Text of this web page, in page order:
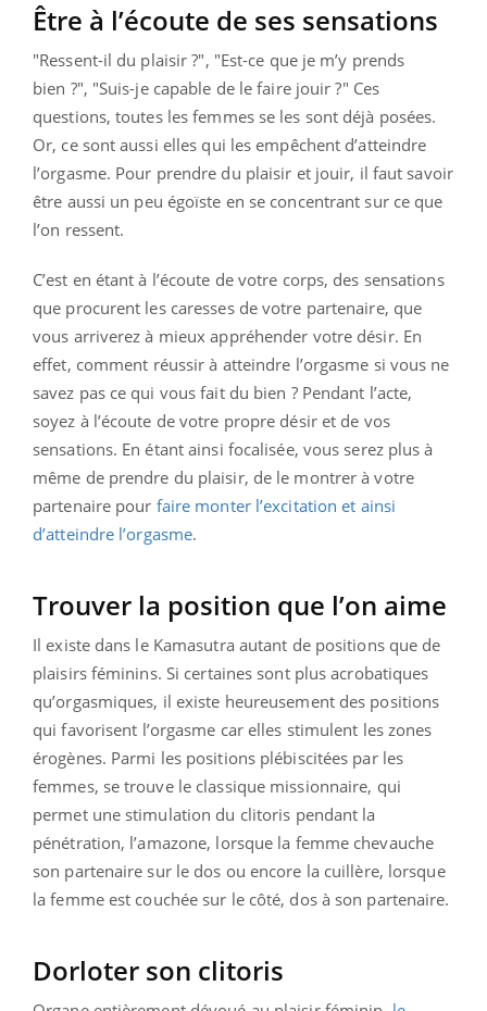
Être à l’écoute de ses sensations
"Ressent-il du plaisir ?", "Est-ce que je m’y prends
bien ?", "Suis-je capable de le faire jouir ?" Ces
questions, toutes les femmes se les sont déjà posées.
Or, ce sont aussi elles qui les empêchent d’atteindre
l’orgasme. Pour prendre du plaisir et jouir, il faut savoir
être aussi un peu égoïste en se concentrant sur ce que
l’on ressent.
C’est en étant à l’écoute de votre corps, des sensations
que procurent les caresses de votre partenaire, que
vous arriverez à mieux appréhender votre désir. En
effet, comment réussir à atteindre l’orgasme si vous ne
savez pas ce qui vous fait du bien ? Pendant l’acte,
soyez à l’écoute de votre propre désir et de vos
sensations. En étant ainsi focalisée, vous serez plus à
même de prendre du plaisir, de le montrer à votre
partenaire pour faire monter l’excitation et ainsi
d’atteindre l’orgasme.
Trouver la position que l’on aime
Il existe dans le Kamasutra autant de positions que de
plaisirs féminins. Si certaines sont plus acrobatiques
qu’orgasmiques, il existe heureusement des positions
qui favorisent l’orgasme car elles stimulent les zones
érogènes. Parmi les positions plébiscitées par les
femmes, se trouve le classique missionnaire, qui
permet une stimulation du clitoris pendant la
pénétration, l’amazone, lorsque la femme chevauche
son partenaire sur le dos ou encore la cuillère, lorsque
la femme est couchée sur le côté, dos à son partenaire.
Dorloter son clitoris